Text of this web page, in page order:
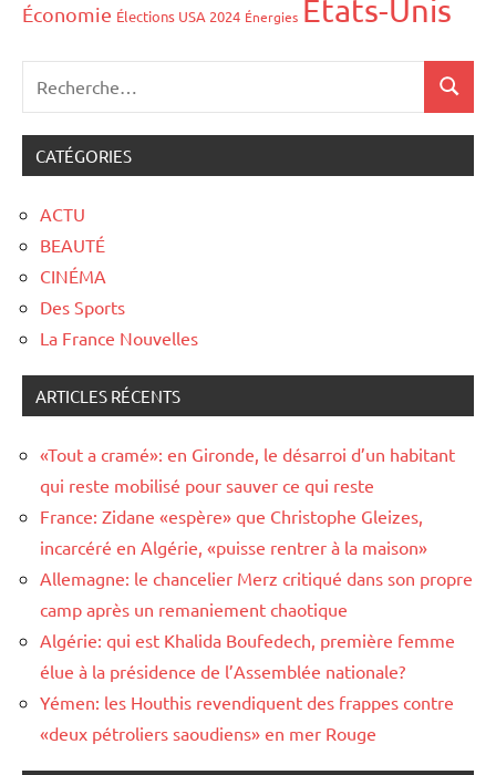
Économie Élections USA 2024 Énergies États-Unis
CATÉGORIES
ACTU
BEAUTÉ
CINÉMA
Des Sports
La France Nouvelles
ARTICLES RÉCENTS
«Tout a cramé»: en Gironde, le désarroi d’un habitant
qui reste mobilisé pour sauver ce qui reste
France: Zidane «espère» que Christophe Gleizes,
incarcéré en Algérie, «puisse rentrer à la maison»
Allemagne: le chancelier Merz critiqué dans son propre
camp après un remaniement chaotique
Algérie: qui est Khalida Boufedech, première femme
élue à la présidence de l’Assemblée nationale?
Yémen: les Houthis revendiquent des frappes contre
«deux pétroliers saoudiens» en mer Rouge